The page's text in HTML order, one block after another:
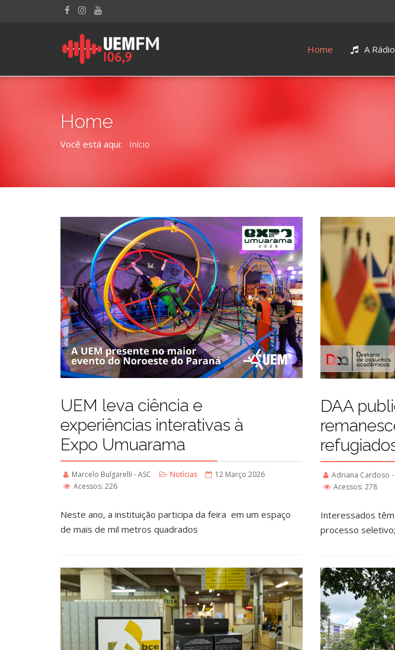
Home A Rádio
Home
Você está aqui: Início
UEM leva ciência e
experiências interativas à
Expo Umuarama
Marcelo Bulgarelli - ASC Notícias
12 Março 2026
Acessos: 226
Neste ano, a instituição participa da feira em um espaço
de mais de mil metros quadrados
DAA
Adriana Cardoso -
Acessos: 278
Interessados
processo